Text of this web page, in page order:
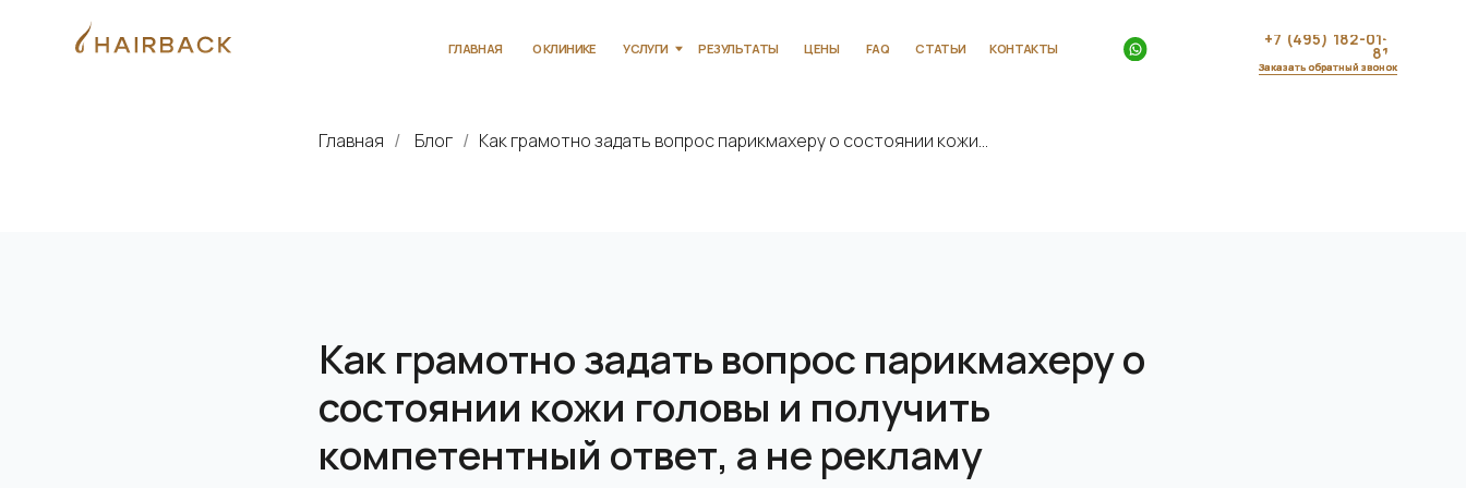
+7 (495) 182-01-
ГЛАВНАЯ О КЛИНИКЕ УСЛУГИ ЦЕНЫ FAQ СТАТЬИ КОНТАКТЫ
РЕЗУЛЬТАТЫ
Заказать обратный звонок
Главная / Блог / Как грамотно задать вопрос парикмахеру о состоянии кожи...
Как грамотно задать вопрос парикмахеру о
состоянии кожи головы и получить
компетентный ответ, а не рекламу